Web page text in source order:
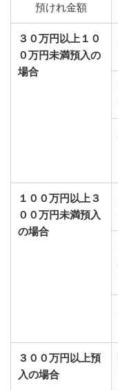
預けれ金額
３０万円以上１０
０万円未満預入の
場合
１００万円以上３
００万円未満預入
の場合
３００万円以上預
入の場合